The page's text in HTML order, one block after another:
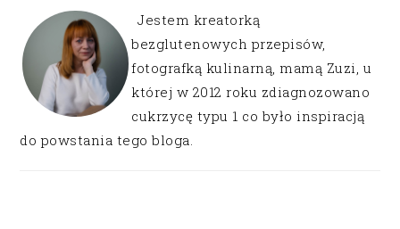
Jestem kreatorką
bezglutenowych przepisów,
fotografką kulinarną, mamą Zuzi, u
której w 2012 roku zdiagnozowano
cukrzycę typu 1 co było inspiracją
do powstania tego bloga.